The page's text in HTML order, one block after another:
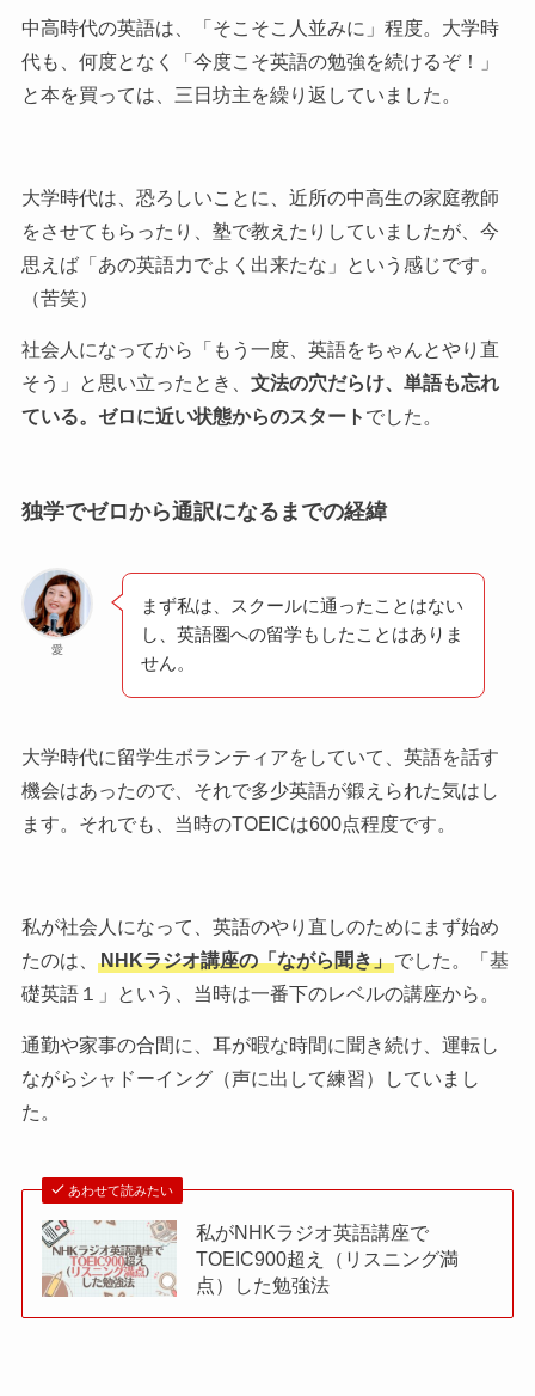
中高時代の英語は、「そこそこ人並みに」程度。大学時
代も、何度となく「今度こそ英語の勉強を続けるぞ！」
と本を買っては、三日坊主を繰り返していました。
大学時代は、恐ろしいことに、近所の中高生の家庭教師
をさせてもらったり、塾で教えたりしていましたが、今
思えば「あの英語力でよく出来たな」という感じです。
（苦笑）
社会人になってから「もう一度、英語をちゃんとやり直
そう」と思い立ったとき、 文法の穴だらけ、単語も忘れ
ている。ゼロに近い状態からのスタート でした。
独学でゼロから通訳になるまでの経緯
愛
まず私は、スクールに通ったことはない
し、英語圏への留学もしたことはありま
せん。
大学時代に留学生ボランティアをしていて、英語を話す
機会はあったので、それで多少英語が鍛えられた気はし
ます。それでも、当時のTOEICは600点程度です。
私が社会人になって、英語のやり直しのためにまず始め
たのは、
NHKラジオ講座の「ながら聞き」でした。「基
礎英語１」という、当時は一番下のレベルの講座から。
通勤や家事の合間に、耳が暇な時間に聞き続け、運転し
ながらシャドーイング（声に出して練習）していまし
た。
あわせて読みたい
私がNHKラジオ英語講座で
TOEIC900超え（リスニング満
点）した勉強法